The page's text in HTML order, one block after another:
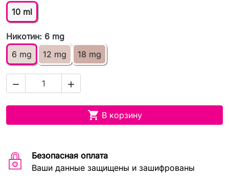
10 ml
Никотин: 6 mg
6 mg
12 mg 18 mg
 
 В корзину
Безопасная оплата
Ваши данные защищены и зашифрованы